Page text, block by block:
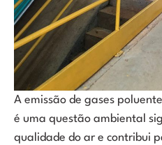
A emissão de gases
é uma questão ambiental
qualidade do ar e contribui